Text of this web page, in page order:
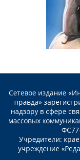
Сетевое издание
правда»
надзору в сфере
массовых
Учредители:
учреждение